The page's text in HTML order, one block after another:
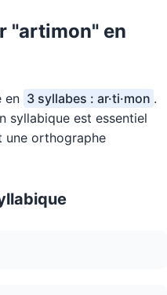
"artimon" en
en 3 syllabes : ar·ti·mon .
syllabique est essentiel
une orthographe